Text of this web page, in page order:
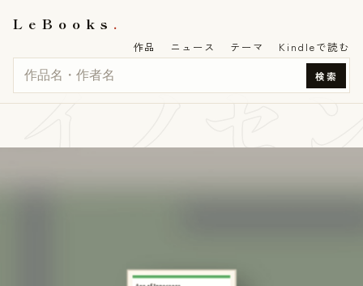
LeBooks
検索
作品 ニュース テーマ Kindleで読む
イノセ